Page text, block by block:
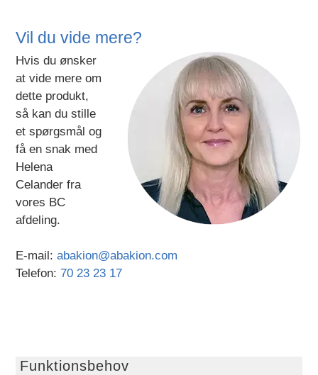
Vil du vide mere?
Hvis du ønsker
at vide mere om
dette produkt,
så kan du stille
et spørgsmål og
få en snak med
Helena
Celander fra
vores BC
afdeling.
E-mail:abakion@abakion.com
Telefon:70 23 23 17
Funktionsbehov